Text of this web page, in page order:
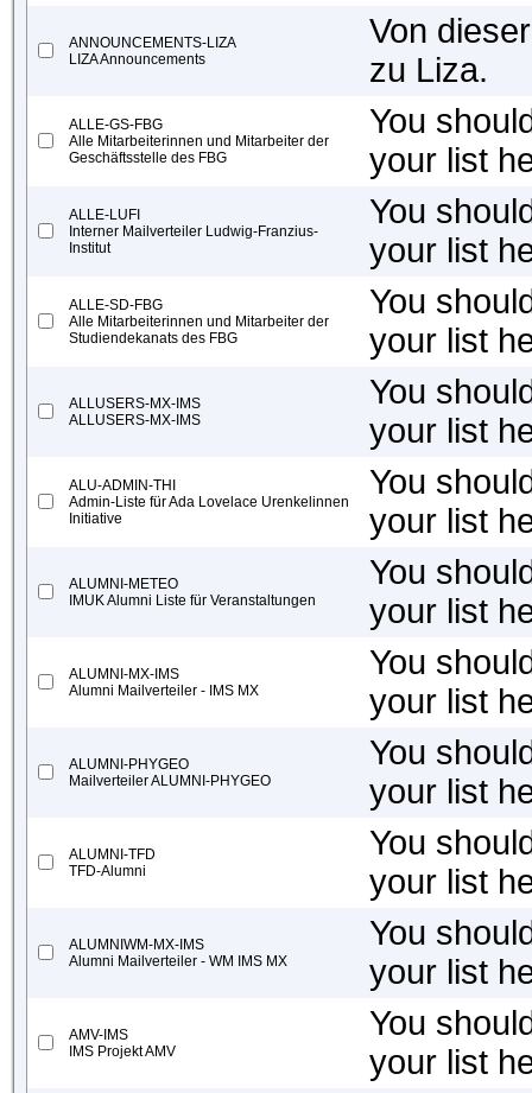
ANNOUNCEMENTS-LIZA
LIZA Announcements
Von
zu Liza.
ALLE-GS-FBG
Alle Mitarbeiterinnen und Mitarbeiter der
Geschäftsstelle des FBG
You
your list
ALLE-LUFI
Interner Mailverteiler Ludwig-Franzius-
Institut
You
your list
ALLE-SD-FBG
Alle Mitarbeiterinnen und Mitarbeiter der
Studiendekanats des FBG
You
your list
ALLUSERS-MX-IMS
ALLUSERS-MX-IMS
You
your list
ALU-ADMIN-THI
Admin-Liste für Ada Lovelace Urenkelinnen
Initiative
You
your list
ALUMNI-METEO
IMUK Alumni Liste für Veranstaltungen
You
your list
ALUMNI-MX-IMS
Alumni Mailverteiler - IMS MX
You
your list
ALUMNI-PHYGEO
Mailverteiler ALUMNI-PHYGEO
You
your list
ALUMNI-TFD
TFD-Alumni
You
your list
ALUMNIWM-MX-IMS
Alumni Mailverteiler - WM IMS MX
You
your list
AMV-IMS
IMS Projekt AMV
You
your list